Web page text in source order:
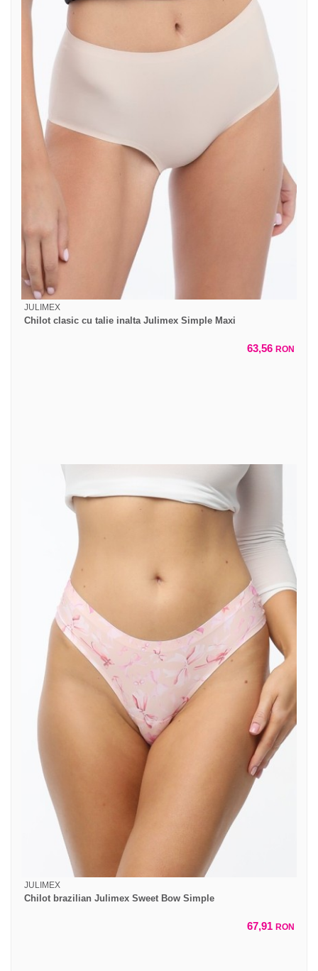
JULIMEX
Chilot clasic cu talie inalta Julimex Simple Maxi
63,56 RON
JULIMEX
Chilot brazilian Julimex Sweet Bow Simple
67,91 RON